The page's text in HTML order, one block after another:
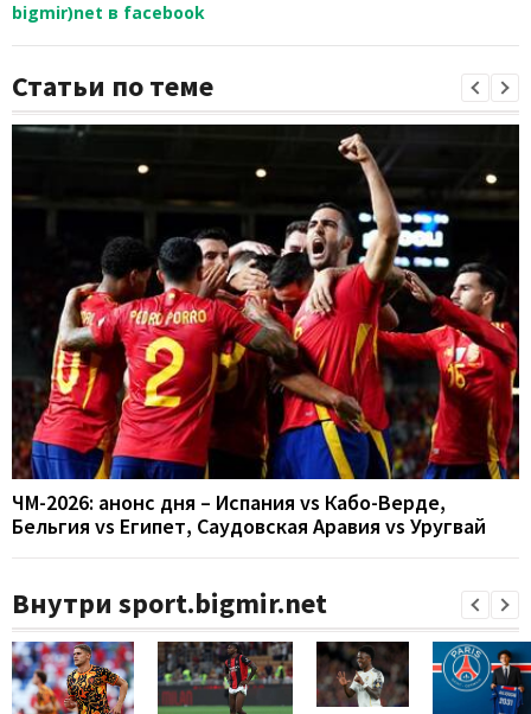
bigmir)net в facebook
Статьи по теме
ЧМ-2026: анонс дня – Испания vs Кабо-Верде,
Бельгия vs Египет, Саудовская Аравия vs Уругвай
Внутри sport.bigmir.net